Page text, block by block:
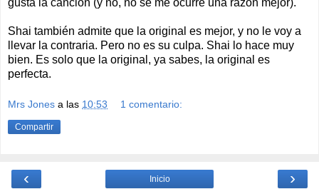
Shai también admite que la original es mejor, y no le voy a
llevar la contraria. Pero no es su culpa. Shai lo hace muy
bien. Es solo que la original, ya sabes, la original es
perfecta.
Mrs Jones a las 10:53 1 comentario:
Compartir
‹ ›
Inicio